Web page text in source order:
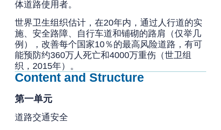
体道路使用者。
世界卫生组织估计，在20年内，通过人行道的实
施、安全路障、自行车道和铺砌的路肩（仅举几
例），改善每个国家10％的最高风险道路，有可
能预防约360万人死亡和4000万重伤（世卫组
织，2015年）。
Content and Structure
第一单元
道路交通安全